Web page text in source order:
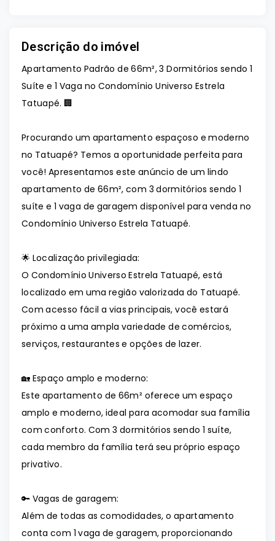
Descrição do imóvel
Apartamento Padrão de 66m², 3 Dormitórios sendo 1
Suíte e 1 Vaga no Condomínio Universo Estrela
Tatuapé. 🏢
Procurando um apartamento espaçoso e moderno
no Tatuapé? Temos a oportunidade perfeita para
você! Apresentamos este anúncio de um lindo
apartamento de 66m², com 3 dormitórios sendo 1
suíte e 1 vaga de garagem disponível para venda no
Condomínio Universo Estrela Tatuapé.
🌟 Localização privilegiada:
O Condomínio Universo Estrela Tatuapé, está
localizado em uma região valorizada do Tatuapé.
Com acesso fácil a vias principais, você estará
próximo a uma ampla variedade de comércios,
serviços, restaurantes e opções de lazer.
🏡 Espaço amplo e moderno:
Este apartamento de 66m² oferece um espaço
amplo e moderno, ideal para acomodar sua família
com conforto. Com 3 dormitórios sendo 1 suíte,
cada membro da família terá seu próprio espaço
privativo.
🔑 Vagas de garagem:
Além de todas as comodidades, o apartamento
conta com 1 vaga de garagem, proporcionando